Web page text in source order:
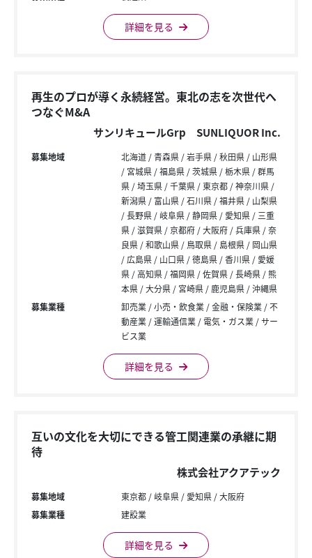
詳細を見る
再生のプロが導く永続経営。東北の志を次世代へ
つなぐM&A
サンリキュールGrp SUNLIQUOR Inc.
募集地域 北海道 青森県 岩手県 秋田県
山形県
宮城県
福島県 茨城県 栃木県
群馬
県
埼玉県 千葉県 東京都
神奈川県
新潟県
富山県 石川県 福井県
山梨県
長野県
岐阜県 静岡県 愛知県
三重
県
滋賀県 京都府 大阪府 兵庫県
奈
良県
和歌山県 鳥取県 島根県
岡山県
広島県
山口県 徳島県 香川県
愛媛
県
高知県 福岡県 佐賀県 長崎県
熊
本県
大分県 宮崎県 鹿児島県
沖縄県
募集業種
卸売業 小売・飲食業 金融・保険業
不
動産業
運輸通信業 電気・ガス業
サー
ビス業
詳細を見る
互いの文化を大切にできる管工関連業の承継に期
待
株式会社アクアテック
募集地域 東京都 岐阜県 愛知県
大阪府
募集業種
建設業
詳細を見る